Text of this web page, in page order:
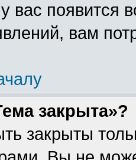
вас появится
вам
закрыта»?
закрыты